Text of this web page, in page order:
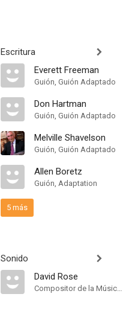
Escritura
Everett Freeman
Guión, Guión Adaptado
Don Hartman
Guión, Guión Adaptado
Melville Shavelson
Guión, Guión Adaptado
Allen Boretz
Guión, Adaptation
5 más
Sonido
David Rose
Compositor de la Música Original, Música